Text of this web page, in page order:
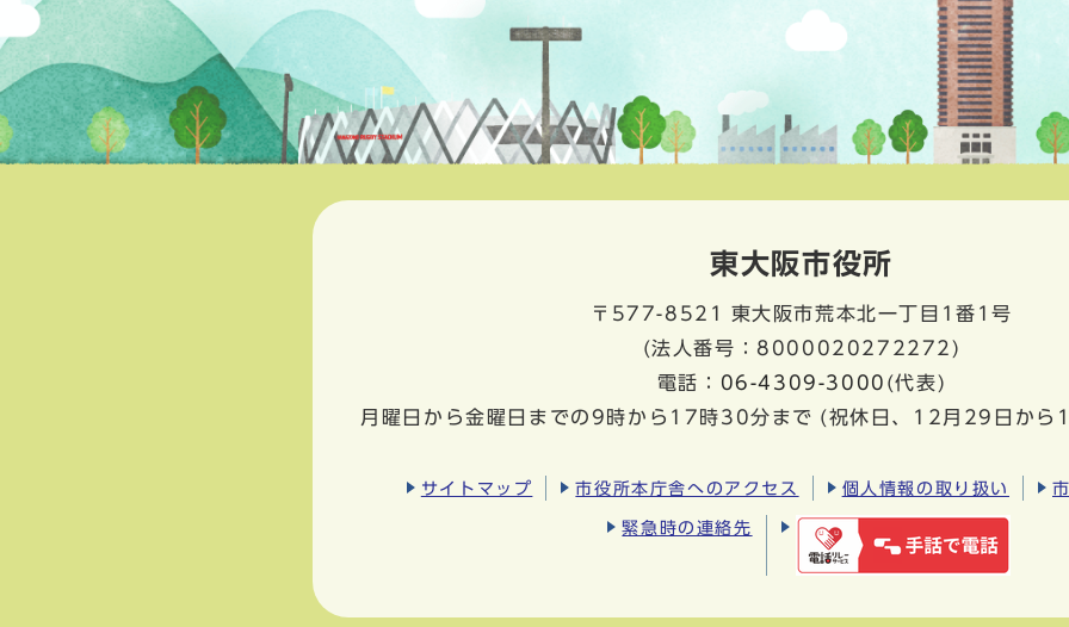
東大阪市役所
〒577-8521
東大阪市荒本北一丁目1番1号
(法人番号：8000020272272)
電話： 06-4309-3000 (代表)
月曜日から金曜日までの9時から17時30分まで (祝休日、12月29日から
サイトマップ 市役所本庁舎へのアクセス 個人情報の取り扱い
緊急時の連絡先